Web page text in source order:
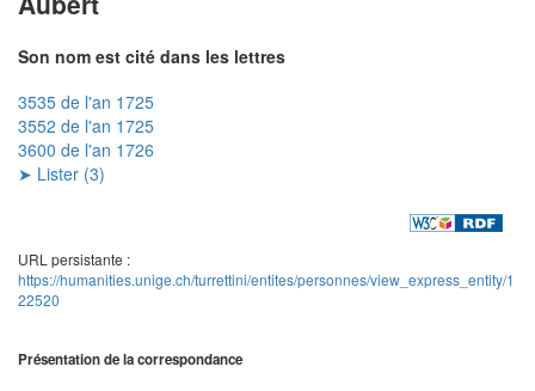
Son nom est cité dans les lettres
3535 de l'an 1725
3552 de l'an 1725
3600 de l'an 1726
➤ Lister (3)
URL persistante :
https://humanities.unige.ch/turrettini/entites/personnes/view_express_entity/1
22520
Présentation de la correspondance